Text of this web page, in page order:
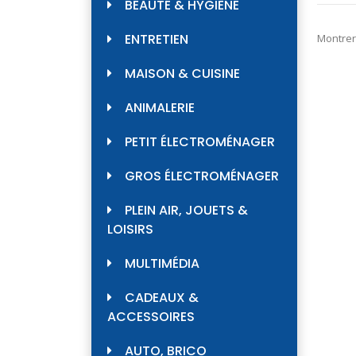
BEAUTÉ & HYGIÈNE
ENTRETIEN
MAISON & CUISINE
ANIMALERIE
PETIT ÉLECTROMÉNAGER
GROS ÉLECTROMÉNAGER
PLEIN AIR, JOUETS &
LOISIRS
MULTIMÉDIA
CADEAUX &
ACCESSOIRES
AUTO, BRICO